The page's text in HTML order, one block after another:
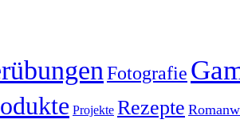
Fotografie
Projekte Rezepte